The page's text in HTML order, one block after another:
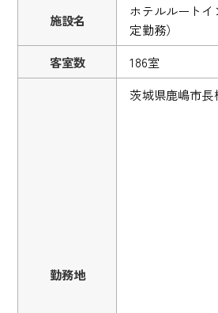
施設名
ホテルルート
定勤務）
客室数
186室
勤務地
茨城県鹿嶋市長